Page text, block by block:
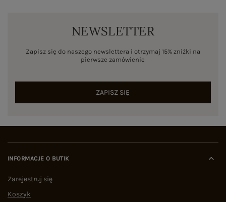
NEWSLETTER
Zapisz się do naszego newslettera i otrzymaj 15% zniżki na
pierwsze zamówienie
ZAPISZ SIĘ
INFORMACJE O BUTIK
Zarejestruj się
Koszyk